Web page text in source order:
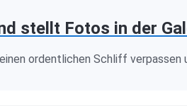
stellt Fotos in der
ordentlichen Schliff verpassen